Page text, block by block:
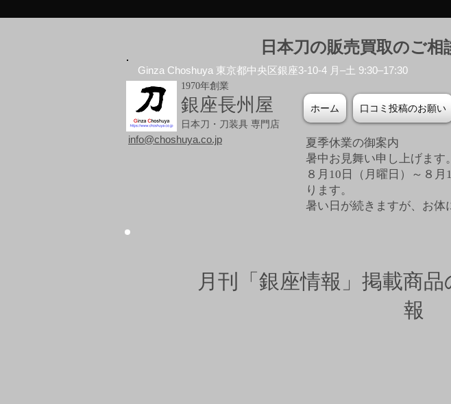
日本刀の販売買取のご
Ginza Choshuya 東京都中央区銀座3-10-4 月–土 9:30–17:30
1970年創業
銀座長州屋
日本刀・刀装具 専門店
ホーム 口コミ投稿のお願い
info@choshuya.co.jp
夏季休業の御案内
暑中お見舞い申し上げます。
８月10日（月曜日）～８
ります。
暑い日が続きますが、お体
月刊「銀座情報」掲載商
報